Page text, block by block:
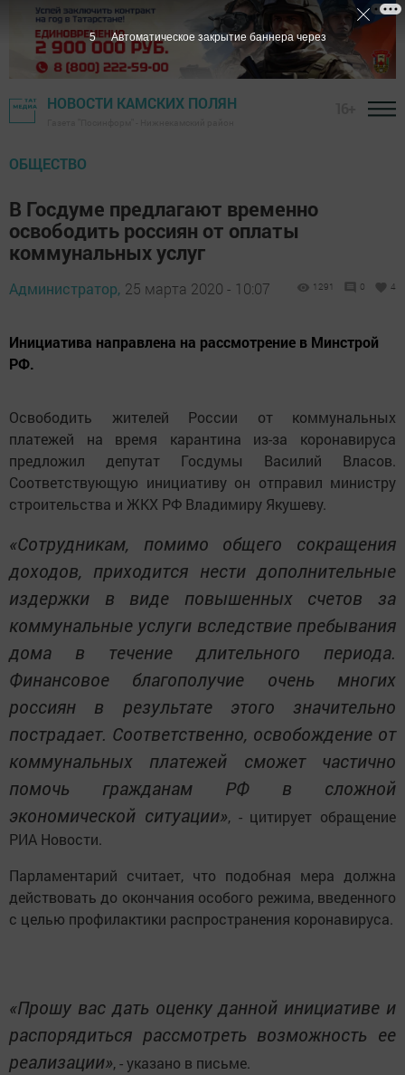
НОВОСТИ КАМСКИХ ПОЛЯН
ОБЩЕСТВО
В Госдуме предлагают временно
освободить россиян от оплаты
коммунальных услуг
Администратор, 25 марта 2020 - 10:07 1291 0 4
Инициатива направлена на рассмотрение в Минстрой
РФ.
Освободить жителей России от коммунальных
платежей на время карантина из-за коронавируса
предложил депутат Госдумы Василий Власов.
Соответствующую инициативу он отправил министру
строительства и ЖКХ РФ Владимиру Якушеву.
«Сотрудникам, помимо общего сокращения
доходов, приходится нести дополнительные
издержки в виде повышенных счетов за
коммунальные услуги вследствие пребывания
дома в течение длительного периода.
Финансовое благополучие очень многих
россиян в результате этого значительно
пострадает. Соответственно, освобождение от
коммунальных платежей сможет частично
помочь гражданам РФ в сложной
экономической ситуации», - цитирует обращение
РИА Новости.
Парламентарий считает, что подобная мера должна
действовать до окончания особого режима, введенного
с целью профилактики распространения коронавируса.
«Прошу вас дать оценку данной инициативе и
распорядиться рассмотреть возможность ее
реализации», - указано в письме.
4 Автоматическое закрытие баннера через